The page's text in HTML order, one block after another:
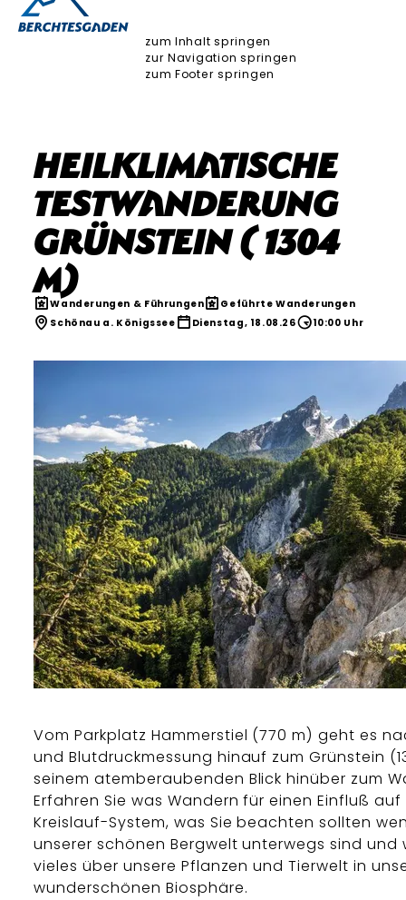
zum Inhalt springen
zur Navigation springen
zum Footer springen
Heilklimatische
Testwanderung
Grünstein ( 1304
m)
Wanderungen & Führungen
Geführte Wanderungen
Schönau a. Königssee
Dienstag, 18.08.26 10:00 Uhr
Vom Parkplatz Hammerstiel (770 m) geht es
und Blutdruckmessung hinauf zum Grünstein
seinem atemberaubenden Blick hinüber zum
Erfahren Sie was Wandern für einen Einfluß
Kreislauf-System, was Sie beachten sollten
unserer schönen Bergwelt unterwegs sind und
vieles über unsere Pflanzen und Tierwelt in
wunderschönen Biosphäre.